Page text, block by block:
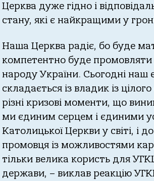
Церква дуже гідно і
стану, які є найкращими у
Наша Церква радіє, бо буде
компетентно буде промовляти
народу України. Сьогодні наш
складається із владик із
різні кризові моменти, що
ми єдиним серцем і єдиними
Католицької Церкви у світі, і
промовця із можливостями
тільки велика користь для
держави, – виклав реакцію